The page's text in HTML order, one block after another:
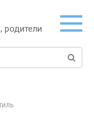
родители